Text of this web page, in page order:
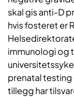
skal gis anti-D
hvis fosteret er
immunologi og
prenatal testing
tillegg har